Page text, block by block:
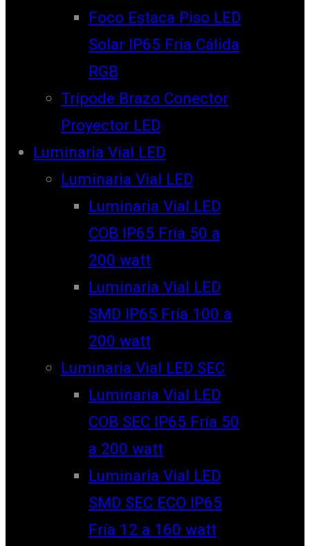
Foco Estaca Piso LED
Solar IP65 Fría Cálida
RGB
Trípode Brazo Conector
Proyector LED
Luminaria Vial LED
Luminaria Vial LED
Luminaria Vial LED
COB IP65 Fría 50 a
200 watt
Luminaria Vial LED
SMD IP65 Fría 100 a
200 watt
Luminaria Vial LED SEC
Luminaria Vial LED
COB SEC IP65 Fría 50
a 200 watt
Luminaria Vial LED
SMD SEC ECO IP65
Fría 12 a 160 watt